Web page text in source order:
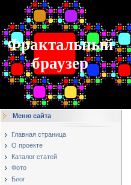
Фрактальный
браузер
Меню сайта
Главная страница
О проекте
Каталог статей
Фото
Блог